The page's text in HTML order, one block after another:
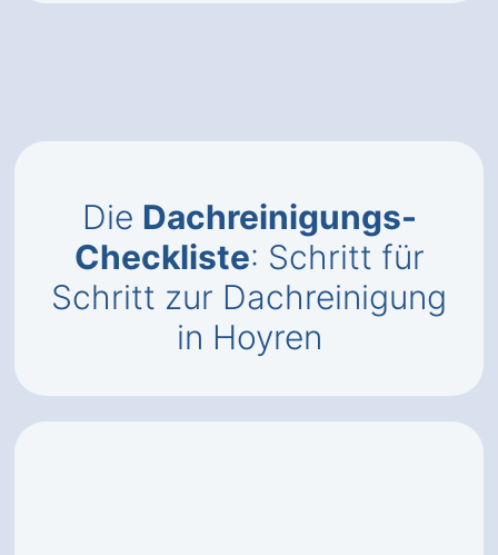
Die Dachreinigungs-
Checkliste: Schritt für
Schritt zur Dachreinigung
in Hoyren